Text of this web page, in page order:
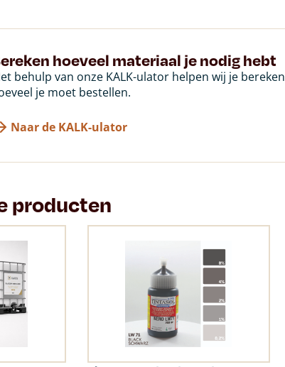
hoeveel materiaal je nodig hebt
behulp van onze KALK-ulator helpen wij je bereken
je moet bestellen.
Naar de KALK-ulator
producten